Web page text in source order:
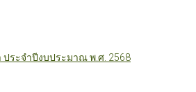
ระจำปีงบประมาณ พ.ศ. 2568